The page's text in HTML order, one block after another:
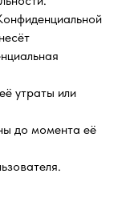
утраты или
до момента её